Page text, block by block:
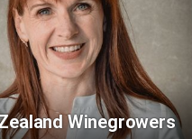
Winegrowers